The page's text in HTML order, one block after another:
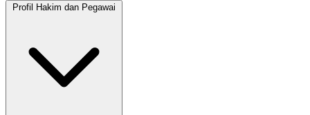
Profil Hakim dan Pegawai